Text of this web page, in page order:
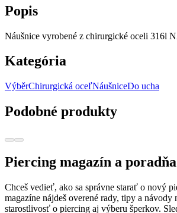
Popis
Náušnice vyrobené z chirurgické oceli 316l
Kategória
VýběrChirurgická oceľNáušniceDo ucha
Podobné produkty
Piercing magazín a poradňa
Chceš vedieť, ako sa správne starať o nový
magazíne nájdeš overené rady, tipy a návody
starostlivosť o piercing aj výberu šperkov.